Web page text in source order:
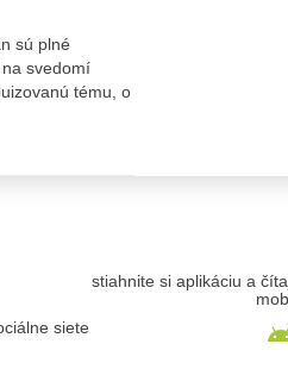
sú plné
svedomí
tému, o
siete
stiahnite si aplikáciu a